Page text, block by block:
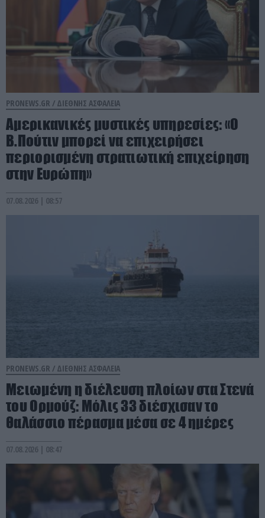
PRONEWS.GR / ΔΙΕΘΝΗΣ ΑΣΦΑΛΕΙΑ
Αμερικανικές μυστικές υπηρεσίες: «Ο
Β.Πούτιν μπορεί να επιχειρήσει
περιορισμένη στρατιωτική επιχείρηση
στην Ευρώπη»
07.08.2026 | 08:57
PRONEWS.GR / ΔΙΕΘΝΗΣ ΑΣΦΑΛΕΙΑ
Μειωμένη η διέλευση πλοίων στα Στενά
του Ορμούζ: Μόλις 33 διέσχισαν το
θαλάσσιο πέρασμα μέσα σε 4 ημέρες
07.08.2026 | 08:47